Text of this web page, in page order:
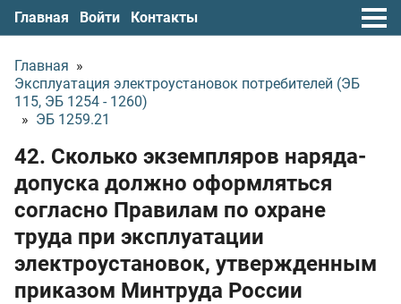
Главная Войти Контакты
Главная »
Эксплуатация электроустановок потребителей (ЭБ
115, ЭБ 1254 - 1260)
» ЭБ 1259.21
42. Сколько экземпляров наряда-
допуска должно оформляться
согласно Правилам по охране
труда при эксплуатации
электроустановок, утвержденным
приказом Минтруда России